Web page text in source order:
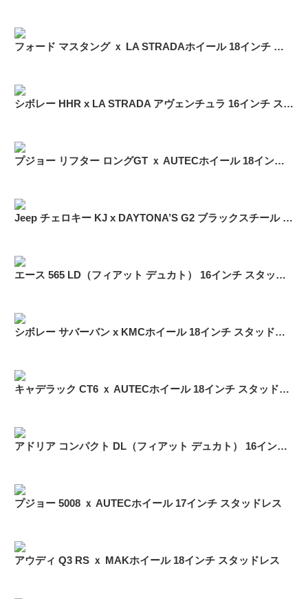
フォード マスタング ｘ LA STRADAホイール 18インチ スタッドレス
シボレー HHR x LA STRADA アヴェンチュラ 16インチ スタッドレス
プジョー リフター ロングGT ｘ AUTECホイール 18インチ スタッドレス
Jeep チェロキー KJ x DAYTONA’S G2 ブラックスチール 16インチ スタッドレス
エース 565 LD（フィアット デュカト） 16インチ スタッドレス ブリヂストン ブリザック W989「225/75R16」
シボレー サバーバン x KMCホイール 18インチ スタッドレス
キャデラック CT6 ｘ AUTECホイール 18インチ スタッドレス
アドリア コンパクト DL（フィアット デュカト） 16インチ スタッドレス ブリヂストン ブリザック W989「225/75R16」
プジョー 5008 ｘ AUTECホイール 17インチ スタッドレス
アウディ Q3 RS ｘ MAKホイール 18インチ スタッドレス